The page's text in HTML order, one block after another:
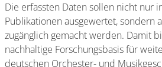
Die erfassten Daten sollen nicht nur
Publikationen ausgewertet, sondern
zugänglich gemacht werden. Damit
nachhaltige Forschungsbasis für
deutschen Orchester- und